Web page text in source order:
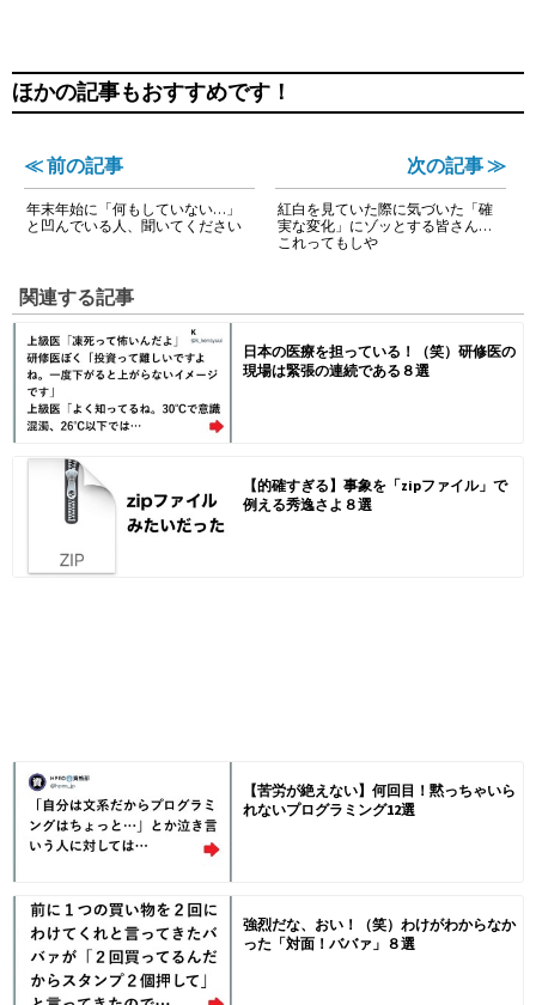
ほかの記事もおすすめです！
≪ 前の記事
年末年始に「何もしていない…」
と凹んでいる人、聞いてください
次の記事 ≫
紅白を見ていた際に気づいた「確
実な変化」にゾッとする皆さん…
これってもしや
関連する記事
日本の医療を担っている！（笑）研修医の
現場は緊張の連続である８選
【的確すぎる】事象を「zipファイル」で
例える秀逸さよ８選
【苦労が絶えない】何回目！黙っちゃいら
れないプログラミング12選
強烈だな、おい！（笑）わけがわからなか
った「対面！ババァ」８選